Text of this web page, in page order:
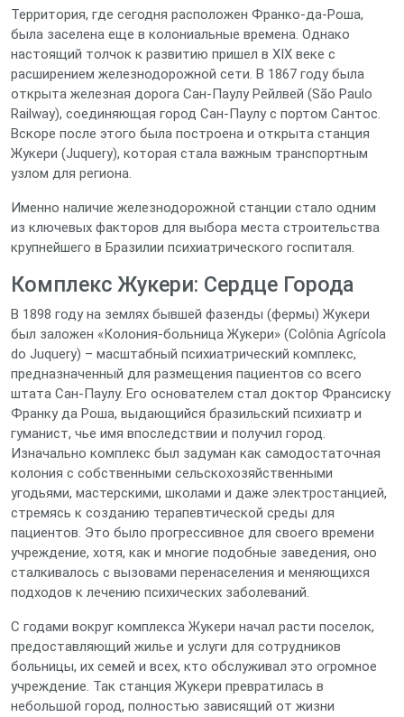
Территория, где сегодня расположен Франко-да-Роша,
была заселена еще в колониальные времена. Однако
настоящий толчок к развитию пришел в XIX веке с
расширением железнодорожной сети. В 1867 году была
открыта железная дорога Сан-Паулу Рейлвей (São Paulo
Railway), соединяющая город Сан-Паулу с портом Сантос.
Вскоре после этого была построена и открыта станция
Жукери (Juquery), которая стала важным транспортным
узлом для региона.
Именно наличие железнодорожной станции стало одним
из ключевых факторов для выбора места строительства
крупнейшего в Бразилии психиатрического госпиталя.
Комплекс Жукери: Сердце Города
В 1898 году на землях бывшей фазенды (фермы) Жукери
был заложен «Колония-больница Жукери» (Colônia Agrícola
do Juquery) – масштабный психиатрический комплекс,
предназначенный для размещения пациентов со всего
штата Сан-Паулу. Его основателем стал доктор Франсиску
Франку да Роша, выдающийся бразильский психиатр и
гуманист, чье имя впоследствии и получил город.
Изначально комплекс был задуман как самодостаточная
колония с собственными сельскохозяйственными
угодьями, мастерскими, школами и даже электростанцией,
стремясь к созданию терапевтической среды для
пациентов. Это было прогрессивное для своего времени
учреждение, хотя, как и многие подобные заведения, оно
сталкивалось с вызовами перенаселения и меняющихся
подходов к лечению психических заболеваний.
С годами вокруг комплекса Жукери начал расти поселок,
предоставляющий жилье и услуги для сотрудников
больницы, их семей и всех, кто обслуживал это огромное
учреждение. Так станция Жукери превратилась в
небольшой город, полностью зависящий от жизни